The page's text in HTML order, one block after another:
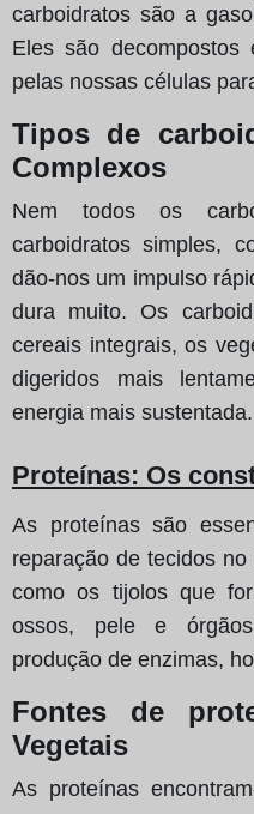
carboidratos são a
Eles são
pelas nossas células
Tipos de
Complexos
Nem todos os
carboidratos simples,
dão-nos um impulso
dura muito. Os
cereais integrais, os
digeridos mais
energia mais sustentada.
Proteínas: Os
As proteínas são
reparação de tecidos
como os tijolos que
ossos, pele e
produção de enzimas,
Fontes de
Vegetais
As proteínas